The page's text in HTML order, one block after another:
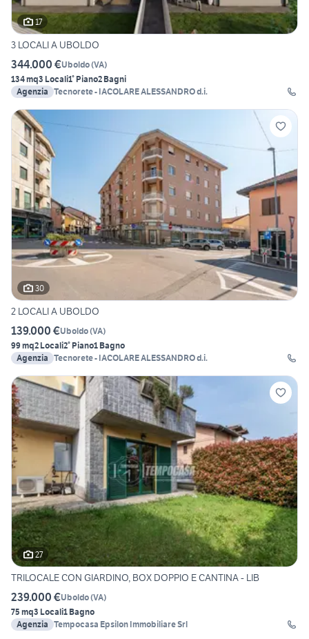
17
3 LOCALI A UBOLDO
344.000 €Uboldo(VA)
134 mq3 Locali1° Piano2 Bagni
Agenzia Tecnorete - IACOLARE ALESSANDRO d.i.
30
2 LOCALI A UBOLDO
139.000 €Uboldo(VA)
99 mq2 Locali2° Piano1 Bagno
Agenzia Tecnorete - IACOLARE ALESSANDRO d.i.
27
TRILOCALE CON GIARDINO, BOX DOPPIO E CANTINA - LIB
239.000 €Uboldo(VA)
75 mq3 Locali1 Bagno
Agenzia Tempocasa Epsilon Immobiliare Srl